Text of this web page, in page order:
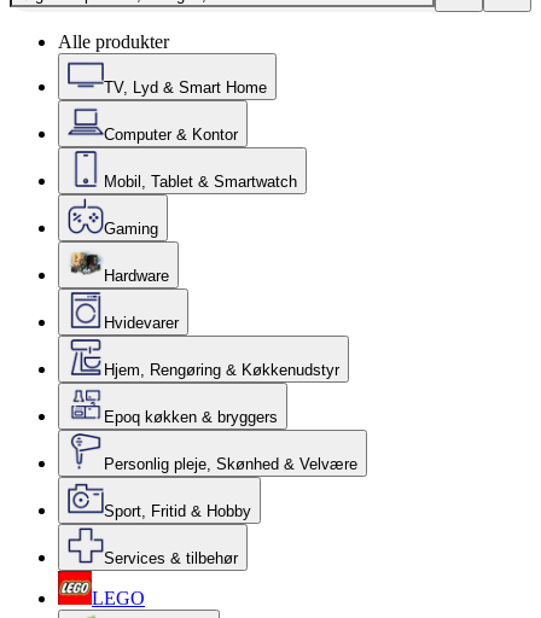
Alle produkter
TV, Lyd & Smart Home
Computer & Kontor
Mobil, Tablet & Smartwatch
Gaming
Hardware
Hvidevarer
Hjem, Rengøring & Køkkenudstyr
Epoq køkken & bryggers
Personlig pleje, Skønhed & Velvære
Sport, Fritid & Hobby
Services & tilbehør
LEGO